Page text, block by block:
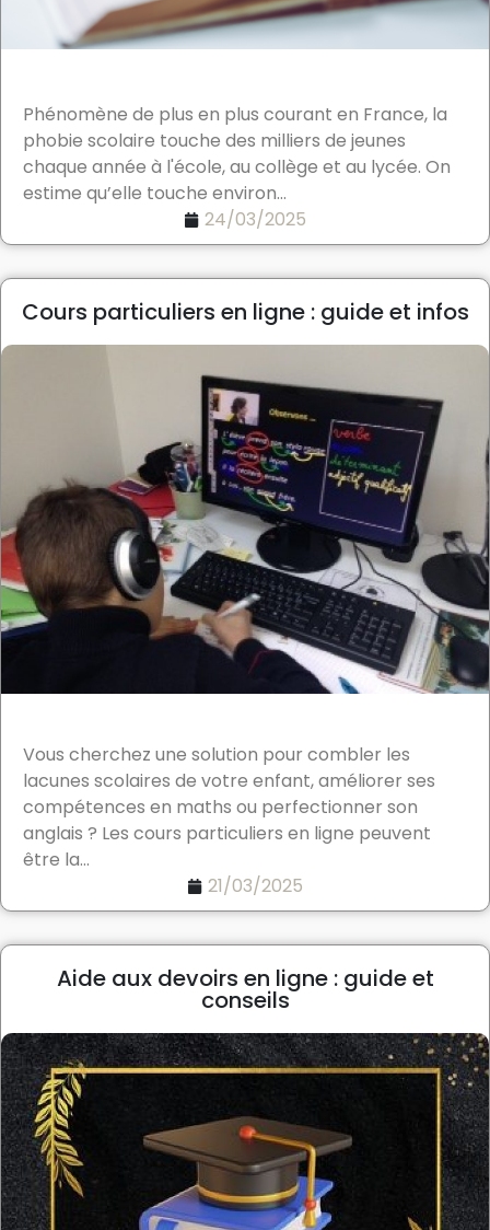
Phénomène de plus en plus courant en France, la
phobie scolaire touche des milliers de jeunes
chaque année à l'école, au collège et au lycée. On
estime qu’elle touche environ...
24/03/2025
Cours particuliers en ligne : guide et infos
Vous cherchez une solution pour combler les
lacunes scolaires de votre enfant, améliorer ses
compétences en maths ou perfectionner son
anglais ? Les cours particuliers en ligne peuvent
être la...
21/03/2025
Aide aux devoirs en ligne : guide et
conseils